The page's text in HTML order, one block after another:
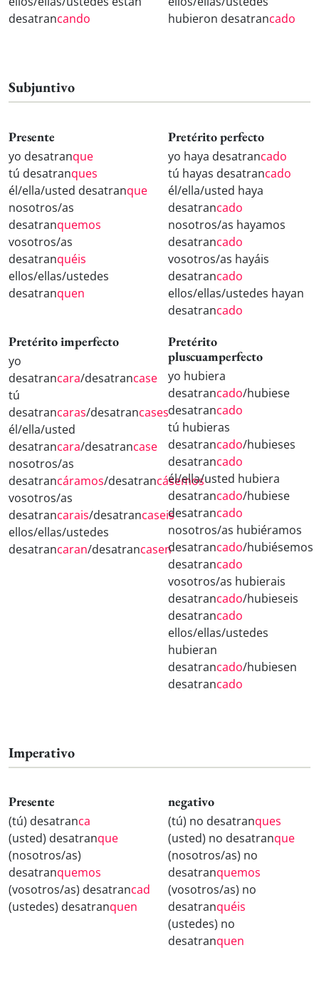
desatrancando
hubieron desatrancado
Subjuntivo
Presente
yo desatranque
tú desatranques
él/ella/usted desatranque
nosotros/as
desatranquemos
vosotros/as
desatranquéis
ellos/ellas/ustedes
desatranquen
Pretérito perfecto
yo haya desatrancado
tú hayas desatrancado
él/ella/usted haya
desatrancado
nosotros/as hayamos
desatrancado
vosotros/as hayáis
desatrancado
ellos/ellas/ustedes hayan
desatrancado
Pretérito imperfecto
yo
desatrancara/desatrancase
tú
desatrancaras/desatrancases
él/ella/usted
desatrancara/desatrancase
nosotros/as
desatrancáramos/desatrancásemos
vosotros/as
desatrancarais/desatrancaseis
ellos/ellas/ustedes
desatrancaran/desatrancasen
Pretérito
pluscuamperfecto
yo hubiera
desatrancado/hubiese
desatrancado
tú hubieras
desatrancado/hubieses
desatrancado
él/ella/usted hubiera
desatrancado/hubiese
desatrancado
nosotros/as hubiéramos
desatrancado/hubiésemos
desatrancado
vosotros/as hubierais
desatrancado/hubieseis
desatrancado
ellos/ellas/ustedes
hubieran
desatrancado/hubiesen
desatrancado
Imperativo
Presente
(tú) desatranca
(usted) desatranque
(nosotros/as)
desatranquemos
(vosotros/as) desatrancad
(ustedes) desatranquen
negativo
(tú) no desatranques
(usted) no desatranque
(nosotros/as) no
desatranquemos
(vosotros/as) no
desatranquéis
(ustedes) no
desatranquen